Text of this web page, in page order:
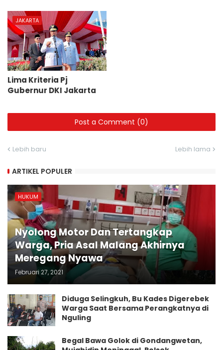
JAKARTA
Lima Kriteria Pj
Gubernur DKI Jakarta
Post a Comment (0)
Lebih baru Lebih lama
ARTIKEL POPULER
HUKUM
Nyolong Motor Dan Tertangkap
Warga, Pria Asal Malang Akhirnya
Meregang Nyawa
Februari 27, 2021
Diduga Selingkuh, Bu Kades Digerebek
Warga Saat Bersama Perangkatnya di
Nguling
Begal Bawa Golok di Gondangwetan,